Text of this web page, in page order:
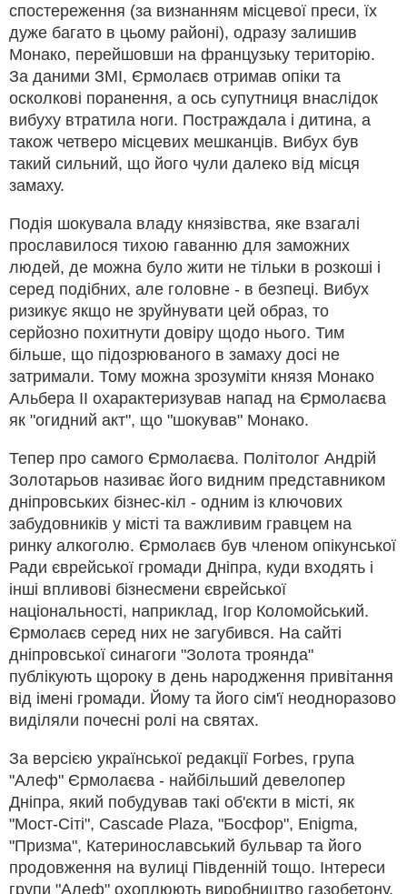
спостереження (за визнанням місцевої преси, їх
дуже багато в цьому районі), одразу залишив
Монако, перейшовши на французьку територію.
За даними ЗМІ, Єрмолаєв отримав опіки та
осколкові поранення, а ось супутниця внаслідок
вибуху втратила ноги. Постраждала і дитина, а
також четверо місцевих мешканців. Вибух був
такий сильний, що його чули далеко від місця
замаху.
Подія шокувала владу князівства, яке взагалі
прославилося тихою гаванню для заможних
людей, де можна було жити не тільки в розкоші і
серед подібних, але головне - в безпеці. Вибух
ризикує якщо не зруйнувати цей образ, то
серйозно похитнути довіру щодо нього. Тим
більше, що підозрюваного в замаху досі не
затримали. Тому можна зрозуміти князя Монако
Альбера II охарактеризував напад на Єрмолаєва
як "огидний акт", що "шокував" Монако.
Тепер про самого Єрмолаєва. Політолог Андрій
Золотарьов називає його видним представником
дніпровських бізнес-кіл - одним із ключових
забудовників у місті та важливим гравцем на
ринку алкоголю. Єрмолаєв був членом опікунської
Ради єврейської громади Дніпра, куди входять і
інші впливові бізнесмени єврейської
національності, наприклад, Ігор Коломойський.
Єрмолаєв серед них не загубився. На сайті
дніпровської синагоги "Золота троянда"
публікують щороку в день народження привітання
від імені громади. Йому та його сім'ї неодноразово
виділяли почесні ролі на святах.
За версією української редакції Forbes, група
"Алеф" Єрмолаєва - найбільший девелопер
Дніпра, який побудував такі об'єкти в місті, як
"Мост-Сіті", Cascade Plaza, "Босфор", Enigma,
"Призма", Катеринославський бульвар та його
продовження на вулиці Південній тощо. Інтереси
групи "Алеф" охоплюють виробництво газобетону,